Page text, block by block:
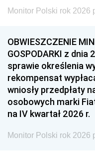
Monitor Polski rok 2026
OBWIESZCZENIE
GOSPODARKI z dnia
sprawie określenia
rekompensat
wniosły przedpłaty
osobowych marki
na IV kwartał 2026 r.
Monitor Polski rok 2026